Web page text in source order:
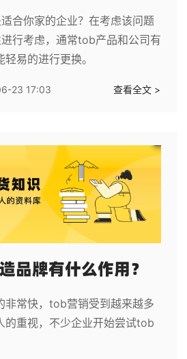
合你家的企业？在考虑该问题
行考虑，通常tob产品和公司有
易的进行更换。
23 17:03 查看全文 >
品牌有什么作用？
非常快，tob营销受到越来越多
的重视，不少企业开始尝试tob